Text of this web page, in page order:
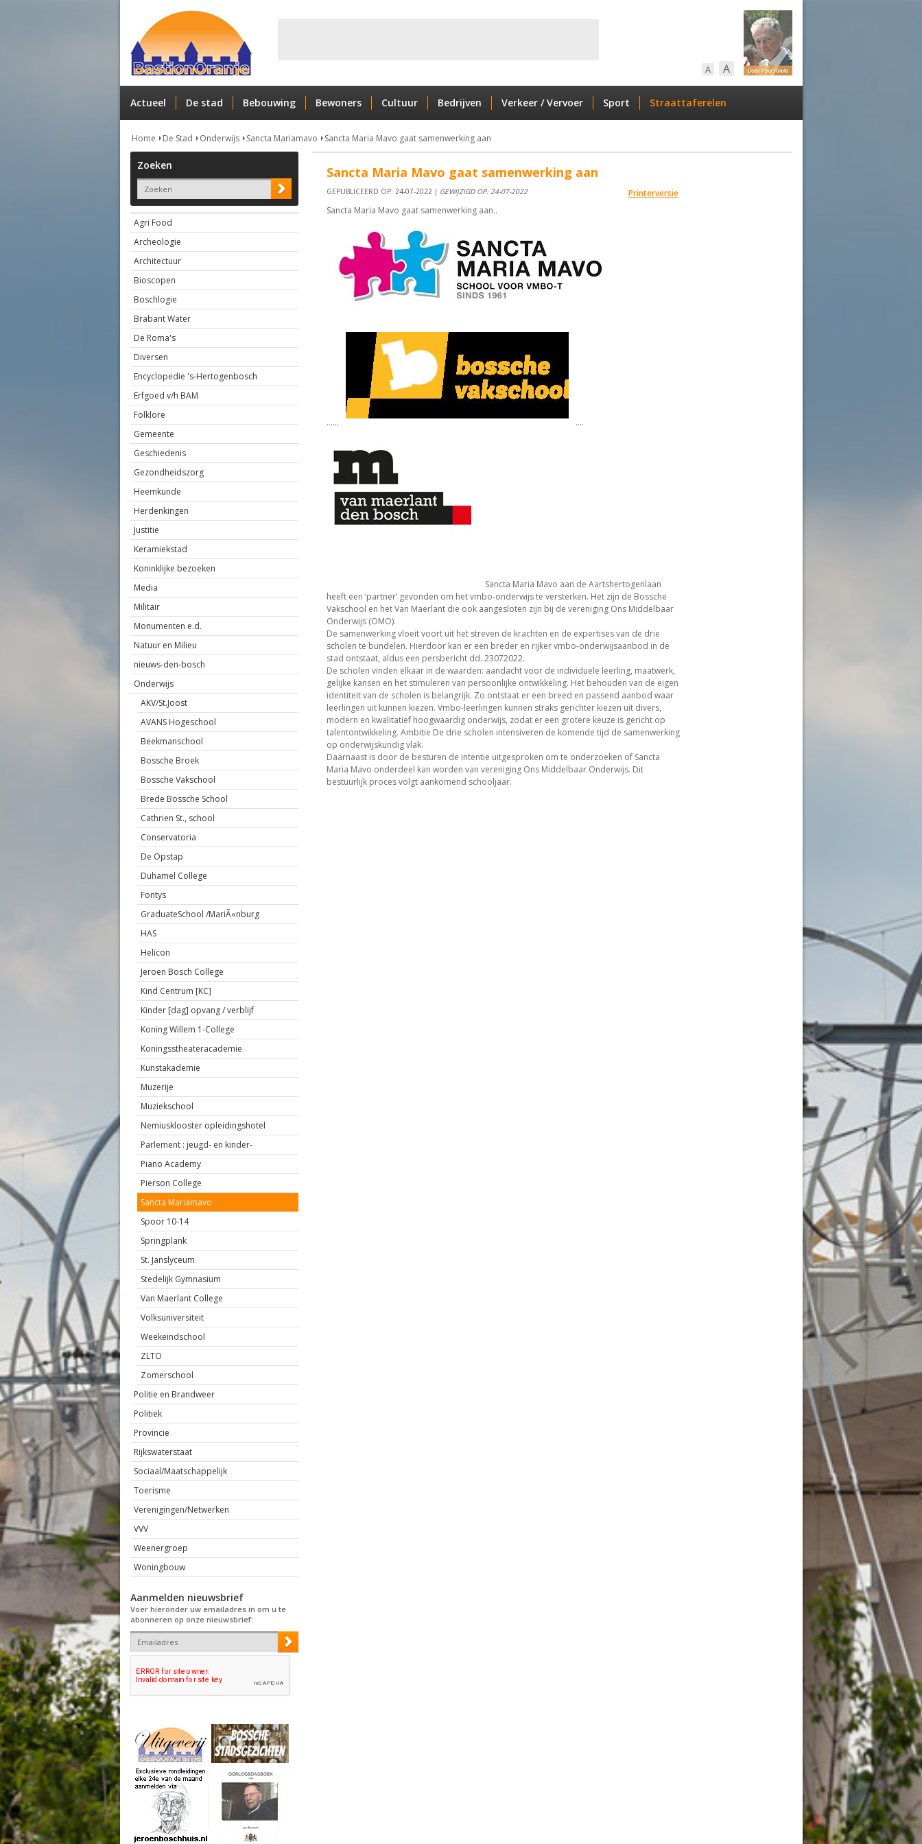
A A
Actueel De stad Bebouwing Bewoners Cultuur Bedrijven Verkeer / Vervoer Sport Straattaferelen
Home De Stad Onderwijs Sancta Mariamavo Sancta Maria Mavo gaat samenwerking aan
Zoeken
Agri Food
Archeologie
Architectuur
Bioscopen
Boschlogie
Brabant Water
De Roma's
Diversen
Encyclopedie 's-Hertogenbosch
Erfgoed v/h BAM
Folklore
Gemeente
Geschiedenis
Gezondheidszorg
Heemkunde
Herdenkingen
Justitie
Keramiekstad
Koninklijke bezoeken
Media
Militair
Monumenten e.d.
Natuur en Milieu
nieuws-den-bosch
Onderwijs
AKV/St.Joost
AVANS Hogeschool
Beekmanschool
Bossche Broek
Bossche Vakschool
Brede Bossche School
Cathrien St., school
Conservatoria
De Opstap
Duhamel College
Fontys
GraduateSchool /MariÃ«nburg
HAS
Helicon
Jeroen Bosch College
Kind Centrum [KC]
Kinder [dag] opvang / verblijf
Koning Willem 1-College
Koningsstheateracademie
Kunstakademie
Muzerije
Muziekschool
Nemiusklooster opleidingshotel
Parlement : jeugd- en kinder-
Piano Academy
Pierson College
Sancta Mariamavo
Spoor 10-14
Springplank
St. Janslyceum
Stedelijk Gymnasium
Van Maerlant College
Volksuniversiteit
Weekeindschool
ZLTO
Zomerschool
Politie en Brandweer
Politiek
Provincie
Rijkswaterstaat
Sociaal/Maatschappelijk
Toerisme
Verenigingen/Netwerken
VVV
Weenergroep
Woningbouw
Aanmelden nieuwsbrief
Voer hieronder uw emailadres in om u te
abonneren op onze nieuwsbrief:
Sancta Maria Mavo gaat samenwerking aan
Printerversie
GEPUBLICEERD OP: 24-07-2022 | GEWIJZIGD OP: 24-07-2022
Sancta Maria Mavo gaat samenwerking aan..
...... ....
Sancta Maria Mavo aan de Aartshertogenlaan
heeft een ‘partner’ gevonden om het vmbo-onderwijs te versterken. Het zijn de Bossche
Vakschool en het Van Maerlant die ook aangesloten zijn bij de vereniging Ons Middelbaar
Onderwijs (OMO).
De samenwerking vloeit voort uit het streven de krachten en de expertises van de drie
scholen te bundelen. Hierdoor kan er een breder en rijker vmbo-onderwijsaanbod in de
stad ontstaat, aldus een persbericht dd. 23072022.
De scholen vinden elkaar in de waarden: aandacht voor de individuele leerling, maatwerk,
gelijke kansen en het stimuleren van persoonlijke ontwikkeling. Het behouden van de eigen
identiteit van de scholen is belangrijk. Zo ontstaat er een breed en passend aanbod waar
leerlingen uit kunnen kiezen. Vmbo-leerlingen kunnen straks gerichter kiezen uit divers,
modern en kwalitatief hoogwaardig onderwijs, zodat er een grotere keuze is gericht op
talentontwikkeling. Ambitie De drie scholen intensiveren de komende tijd de samenwerking
op onderwijskundig vlak.
Daarnaast is door de besturen de intentie uitgesproken om te onderzoeken of Sancta
Maria Mavo onderdeel kan worden van vereniging Ons Middelbaar Onderwijs. Dit
bestuurlijk proces volgt aankomend schooljaar.